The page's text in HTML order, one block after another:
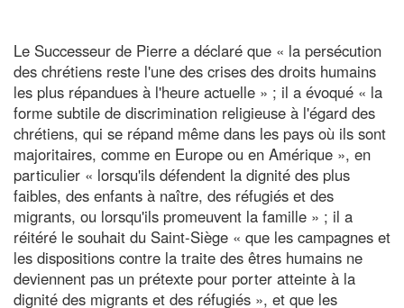
Le Successeur de Pierre a déclaré que « la persécution
des chrétiens reste l'une des crises des droits humains
les plus répandues à l'heure actuelle » ; il a évoqué « la
forme subtile de discrimination religieuse à l'égard des
chrétiens, qui se répand même dans les pays où ils sont
majoritaires, comme en Europe ou en Amérique », en
particulier « lorsqu'ils défendent la dignité des plus
faibles, des enfants à naître, des réfugiés et des
migrants, ou lorsqu'ils promeuvent la famille » ; il a
réitéré le souhait du Saint-Siège « que les campagnes et
les dispositions contre la traite des êtres humains ne
deviennent pas un prétexte pour porter atteinte à la
dignité des migrants et des réfugiés », et que les